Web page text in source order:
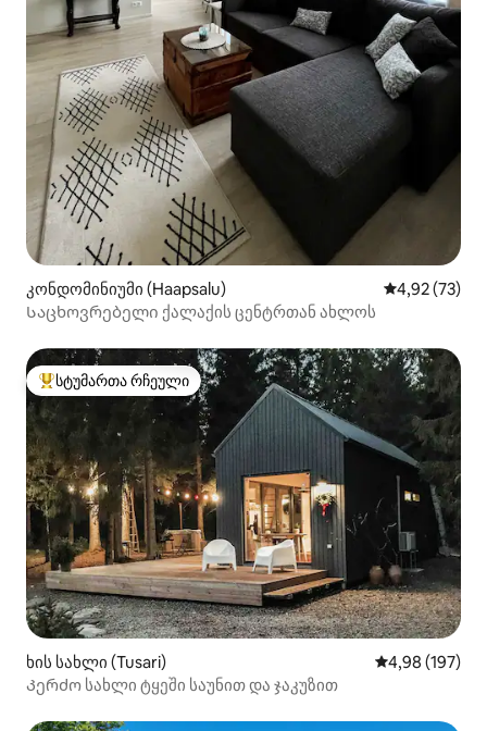
კონდომინიუმი (Haapsalu) საშუალო
4,92 (73)
Საცხოვრებელი ქალაქის ცენტრთან ახლოს
სტუმართა რჩეული მოწინავე ვარიანტი
სტუმართა რჩეული
ხის სახლი (Tusari) საშუალო
4,98 (197)
Კერძო სახლი ტყეში საუნით და ჯაკუზით